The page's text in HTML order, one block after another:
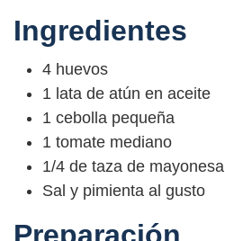
Ingredientes
4 huevos
1 lata de atún en aceite
1 cebolla pequeña
1 tomate mediano
1/4 de taza de mayonesa
Sal y pimienta al gusto